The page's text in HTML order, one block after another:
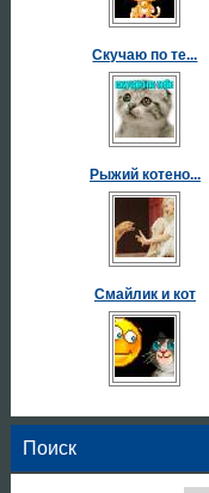
Скучаю по те...
Рыжий котено...
Смайлик и кот
Поиск